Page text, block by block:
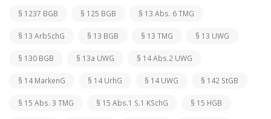
§ 1237 BGB § 125 BGB § 13 Abs. 6 TMG
§ 13 ArbSchG § 13 BGB § 13 TMG § 13 UWG
§ 130 BGB § 13a UWG § 14 Abs.2 UWG
§ 14 MarkenG § 14 UrhG § 14 UWG § 142 StGB
§ 15 Abs. 3 TMG § 15 Abs.1 S.1 KSchG § 15 HGB